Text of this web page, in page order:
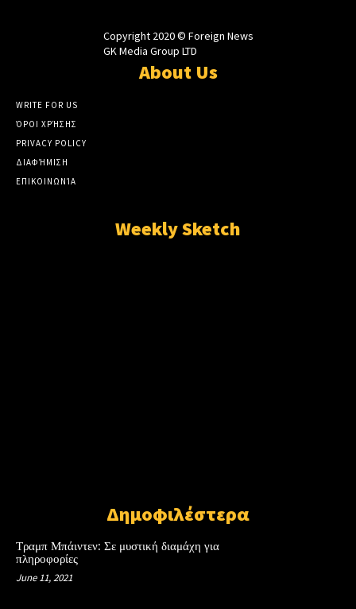
Copyright 2020 © Foreign News
GK Media Group LTD
About Us
WRITE FOR US
ΌΡΟΙ ΧΡΉΣΗΣ
PRIVACY POLICY
ΔΙΑΦΉΜΙΣΗ
ΕΠΙΚΟΙΝΩΝΊΑ
Weekly Sketch
Δημοφιλέστερα
Τραμπ Μπάιντεν: Σε μυστική διαμάχη για
πληροφορίες
June 11, 2021